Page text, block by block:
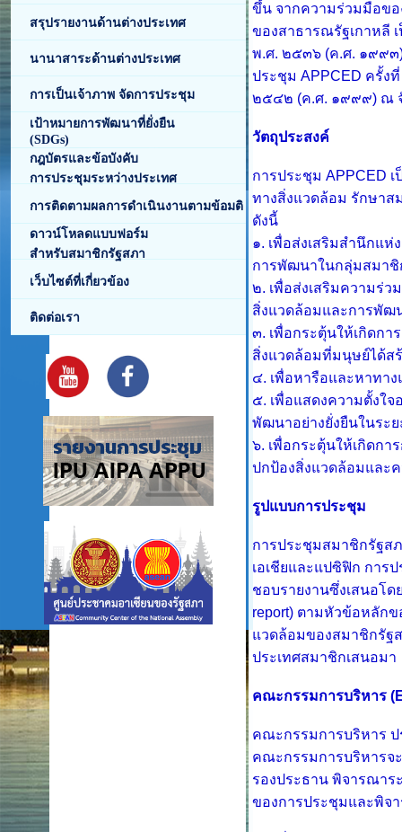
สรุปรายงานด้านต่างประเทศ
นานาสาระด้านต่างประเทศ
การเป็นเจ้าภาพ จัดการประชุม
เป้าหมายการพัฒนาที่ยั่งยืน
(SDGs)
กฎบัตรและข้อบังคับ
การประชุมระหว่างประเทศ
การติดตามผลการดำเนินงานตามข้อมติ
ดาวน์โหลดแบบฟอร์ม
สำหรับสมาชิกรัฐสภา
เว็บไซต์ที่เกี่ยวข้อง
ติดต่อเรา
ขึ้น จากความร่วมมือขอ
ของสาธารณรัฐเกาหลี
พ.ศ. ๒๕๓๖ (ค.ศ. ๑๙๙๓
ประชุม APPCED ครั้ง
๒๕๔๒ (ค.ศ. ๑๙๙๙) ณ
วัตถุประสงค์
การประชุม APPCED
ทางสิ่งแวดล้อม รักษาส
ดังนี้
๑. เพื่อส่งเสริมสำนึกแห่
การพัฒนาในกลุ่มสมาชิ
๒. เพื่อส่งเสริมความร่
สิ่งแวดล้อมและการพัฒ
๓. เพื่อกระตุ้นให้เกิดก
สิ่งแวดล้อมที่มนุษย์ได้ส
๔. เพื่อหารือและหาทา
๕. เพื่อแสดงความตั้งใจ
พัฒนาอย่างยั่งยืนในระ
๖. เพื่อกระตุ้นให้เกิดก
ปกป้องสิ่งแวดล้อมและ
รูปแบบการประชุม
การประชุมสมาชิกรัฐส
เอเชียและแปซิฟิก การ
ชอบรายงานซึ่งเสนอโ
report) ตามหัวข้อหลักข
แวดล้อมของสมาชิกรัฐ
ประเทศสมาชิกเสนอมา
คณะกรรมการบริหาร (
คณะกรรมการบริหาร ป
คณะกรรมการบริหารจ
รองประธาน พิจารณา
ของการประชุมและพิจ